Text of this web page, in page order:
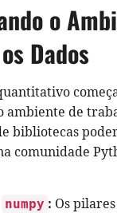
o
Dados
ambiente de
bibliotecas
comunidade
numpy : Os